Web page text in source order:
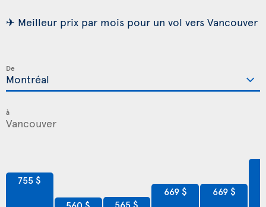
✈ Meilleur prix par mois pour un vol vers Vancouver
De
à
755 $
565 $
669 $ 669 $